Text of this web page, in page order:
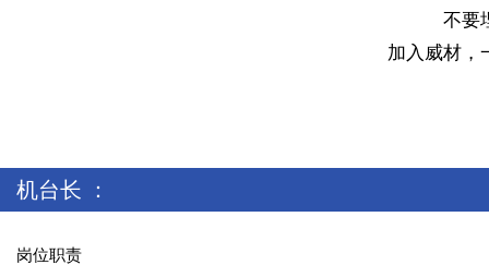
不要
加入威材，
机台长 ：
岗位职责